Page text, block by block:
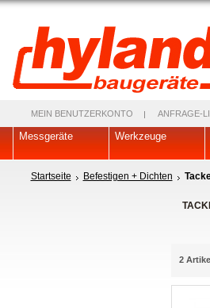
MEIN BENUTZERKONTO ANFRAGE-
Messgeräte Werkzeuge
Startseite Befestigen + Dichten
2